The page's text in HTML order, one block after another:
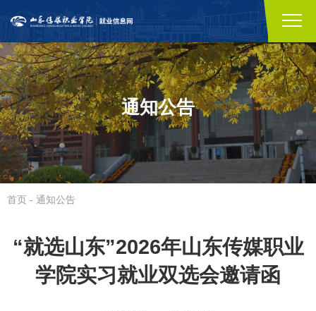
通知公告
首页 - 通知公告
“就选山东”2026年山东传媒职业
学院实习就业双选会邀请函